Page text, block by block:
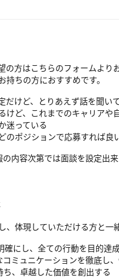
の方はこちらのフォームより
持ちの方におすすめです。
だけど、とりあえず話を聞い
けど、これまでのキャリア
迷っている
のポジションで応募すれば良
内容次第では面談を設定出
、体現していただける方と一
にし、全ての行動を目的達
ミュニケーションを徹底し
、卓越した価値を創出する